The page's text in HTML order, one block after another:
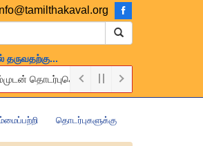
தருவதற்கு...
தொடர்புகொள்ளுங்கள்.
us via the above Email or Telephone
தொடர்புகளுக்கு